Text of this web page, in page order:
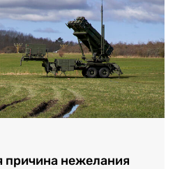
причина нежелания